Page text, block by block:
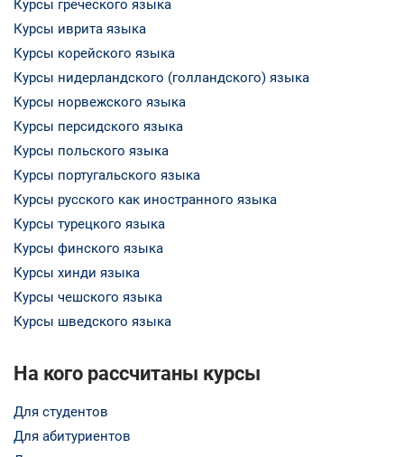
Курсы греческого языка
Курсы иврита языка
Курсы корейского языка
Курсы нидерландского (голландского) языка
Курсы норвежского языка
Курсы персидского языка
Курсы польского языка
Курсы португальского языка
Курсы русского как иностранного языка
Курсы турецкого языка
Курсы финского языка
Курсы хинди языка
Курсы чешского языка
Курсы шведского языка
На кого рассчитаны курсы
Для студентов
Для абитуриентов